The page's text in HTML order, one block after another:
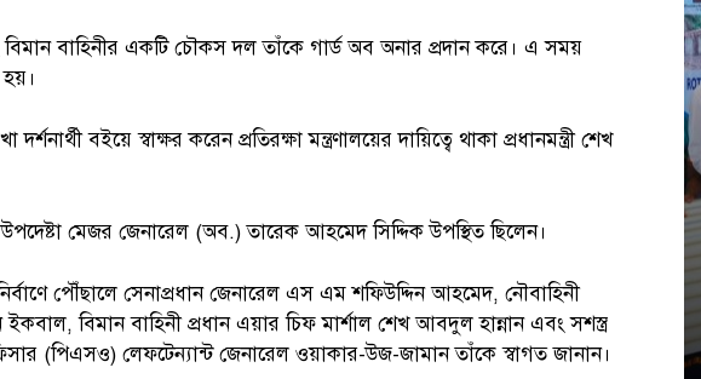
বিমান বাহিনীর একটি চৌকস দল তাঁকে গার্ড অব অনার প্রদান করে। এ সময়
দর্শনার্থী বইয়ে স্বাক্ষর করেন প্রতিরক্ষা মন্ত্রণালয়ের দায়িত্বে থাকা প্রধানমন্ত্রী শেখ
উপদেষ্টা মেজর জেনারেল (অব.) তারেক আহমেদ সিদ্দিক উপস্থিত ছিলেন।
পৌঁছালে সেনাপ্রধান জেনারেল এস এম শফিউদ্দিন আহমেদ, নৌবাহিনী
বিমান বাহিনী প্রধান এয়ার চিফ মার্শাল শেখ আবদুল হান্নান এবং সশস্ত্র
(পিএসও) লেফটেন্যান্ট জেনারেল ওয়াকার-উজ-জামান তাঁকে স্বাগত জানান।